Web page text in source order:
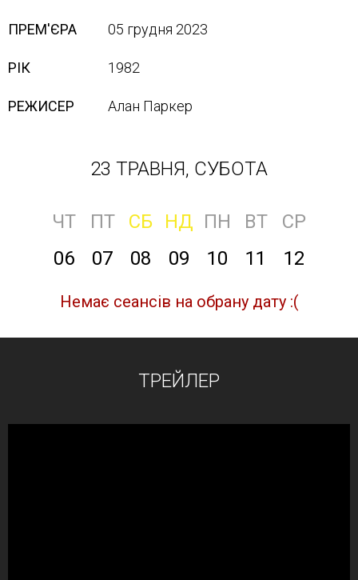
ПРЕМ'ЄРА 05 грудня 2023
РІК 1982
РЕЖИСЕР Алан Паркер
23 ТРАВНЯ, СУБОТА
ЧТ ПТ СБ НД ПН ВТ
СР
06
07 08 09 10 11 12
Немає сеансів на обрану дату :(
ТРЕЙЛЕР